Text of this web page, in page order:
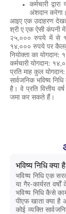
कर्मचारी
अंशदान करेगा।
आइए एक उदाहरण
श्री ए एक ऐसी कंपनी
२५,००० रुपये में से
१४,००० रुपये पर
नियोक्ता का
कर्मचारी योगदान:
प्रति माह कुल
सार्वजनिक भविष्य
है। वे प्रति वित्तीय
जमा कर सकते हैं।
भविष्य निधि
भविष्य निधि एक
या गैर-कार्यरत वर्षों
भविष्य निधि कैसे
पीएफ खाता क्या है
कोई व्यक्ति